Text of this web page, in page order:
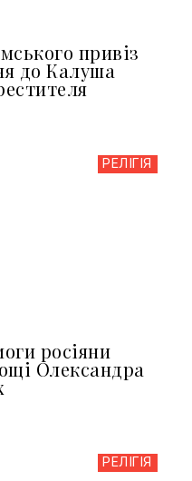
привіз
до Калуша
РЕЛІГІЯ
росіяни
Олександра
РЕЛІГІЯ